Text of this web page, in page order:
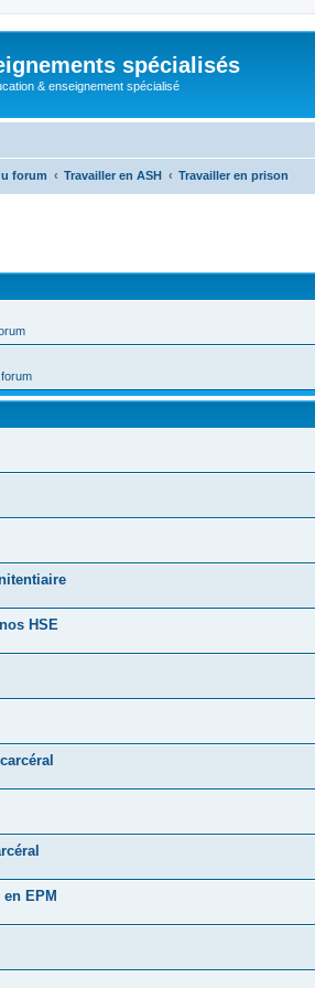
spécialisés
& enseignement spécialisé
forum Travailler en ASH Travailler en prison
HSE
EPM